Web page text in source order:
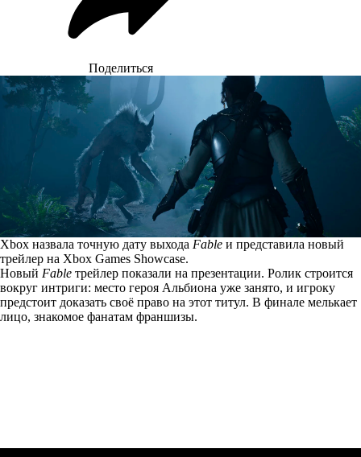
Поделиться
Xbox назвала точную дату выхода Fable и представила новый
трейлер на Xbox Games Showcase.
Новый Fable трейлер показали на презентации. Ролик строится
вокруг интриги: место героя Альбиона уже занято, и игроку
предстоит доказать своё право на этот титул. В финале мелькает
лицо, знакомое фанатам франшизы.